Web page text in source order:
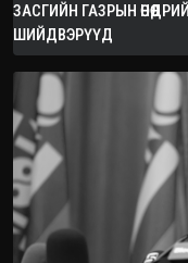
ЗАСГИЙН ГАЗРЫН
ШИЙДВЭРҮҮД